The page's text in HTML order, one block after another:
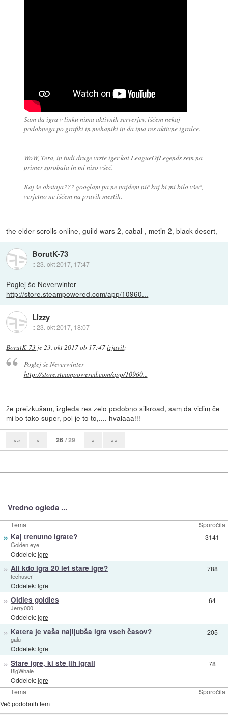
Sam da igra v linku nima aktivnih serverjev, iščem nekaj
podobnega po grafiki in mehaniki in da ima res aktivne igralce.
WoW, Tera, in tudi druge vrste iger kot LeagueOfLegends sem na
primer sprobala in mi niso všeč.
Kaj še obstaja??? googlam pa ne najdem nič kaj bi mi bilo všeč,
verjetno ne iščem na pravih mestih.
the elder scrolls online, guild wars 2, cabal , metin 2, black desert,
BorutK-73
::23. okt 2017, 17:47
Poglej še Neverwinter
http://store.steampowered.com/app/10960...
Lizzy
::23. okt 2017, 18:07
BorutK-73 je23. okt 2017 ob 17:47izjavil:
Poglej še Neverwinter
http://store.steampowered.com/app/10960...
že preizkušam, izgleda res zelo podobno silkroad, sam da vidim če
mi bo tako super, pol je to to,.... hvalaaa!!!
«« « 26 / 29 » »»
Vredno ogleda ...
Tema Sporočila
Tema Sporočila
» Kaj trenutno igrate?
Golden eye
Oddelek: Igre
3141
» Ali kdo igra 20 let stare igre?
techuser
Oddelek: Igre
788
» Oldies goldies
Jerry000
Oddelek: Igre
64
» Katera je vaša najljubša igra vseh časov?
galu
Oddelek: Igre
205
» Stare igre, ki ste jih igrali
BigWhale
Oddelek: Igre
78
Več podobnih tem